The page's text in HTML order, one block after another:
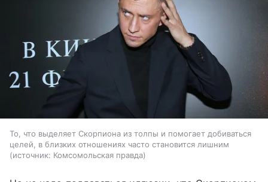
То, что выделяет Скорпиона из толпы и помогает добиваться
целей, в близких отношениях часто становится лишним
источник: Комсомольская правда